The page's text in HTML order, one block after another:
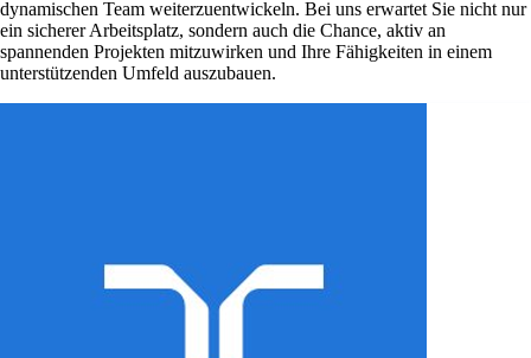
dynamischen Team weiterzuentwickeln. Bei uns erwartet Sie nicht nur
ein sicherer Arbeitsplatz, sondern auch die Chance, aktiv an
spannenden Projekten mitzuwirken und Ihre Fähigkeiten in einem
unterstützenden Umfeld auszubauen.